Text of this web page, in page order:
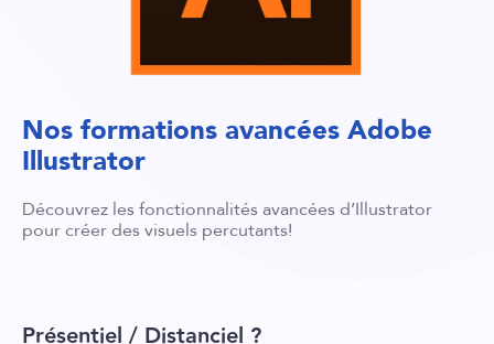
Nos formations avancées Adobe
Illustrator
Découvrez les fonctionnalités avancées d’Illustrator
pour créer des visuels percutants!
Présentiel / Distanciel ?